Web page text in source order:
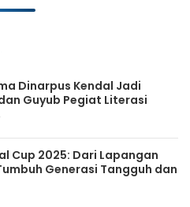
Dinarpus Kendal Jadi
Guyub Pegiat Literasi
Cup 2025: Dari Lapangan
Generasi Tangguh dan